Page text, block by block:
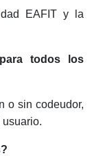
EAFIT y la
todos los
o sin codeudor,